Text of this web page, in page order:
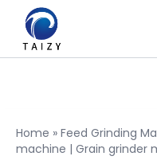
Home » Feed Grinding
machine | Grain grinder